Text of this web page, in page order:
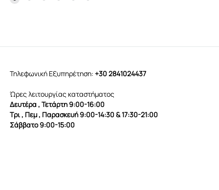
Τηλεφωνική Εξυπηρέτηση: +30 2841024437
Ώρες λειτουργίας καταστήματος
Δευτέρα , Τετάρτη 9:00-16:00
Τρι , Πεμ , Παρασκευή 9:00-14:30 & 17:30-21:00
Σάββατο 9:00-15:00